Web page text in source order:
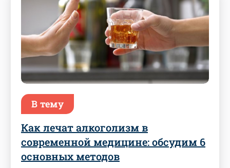
В тему
Как лечат алкоголизм в
современной медицине: обсудим 6
основных методов